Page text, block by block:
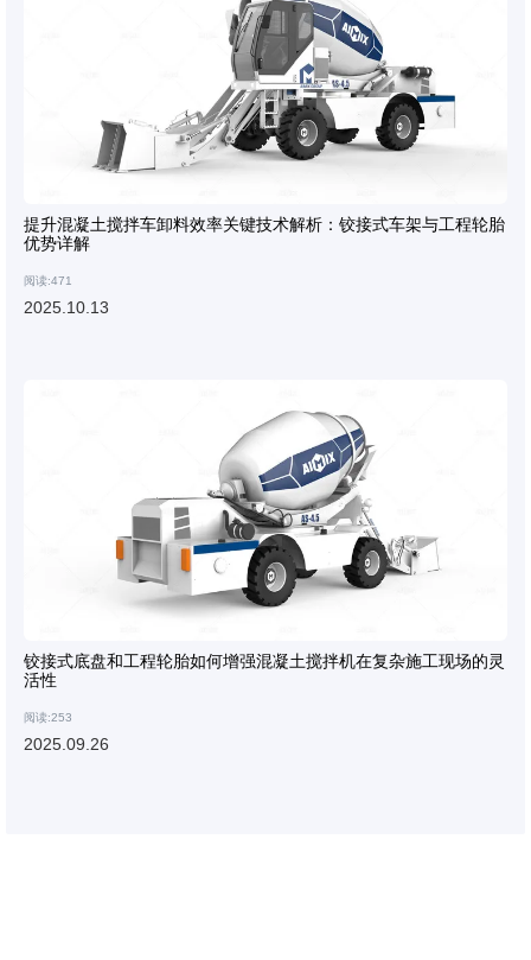
提升混凝土搅拌车卸料效率关键技术解析：铰接式车架与工程轮胎
优势详解
阅读:471
2025.10.13
铰接式底盘和工程轮胎如何增强混凝土搅拌机在复杂施工现场的灵
活性
阅读:253
2025.09.26